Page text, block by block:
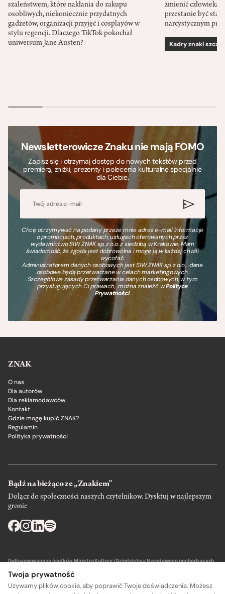
szaleństwem, które nakłania do zakupu
osobliwych, niekoniecznie przydatnych
gadżetów, organizacji przyjęć i cosplayów w
stylu regencji. Dlaczego TikTok pokochał
uniwersum Jane Austen?
zmienić człowieka
przestanie być
narcystycznym
Kadry znaki
Newsletterowicze Znaku nie mają FOMO
Zapisz się i otrzymaj dostęp do nowych tekstów przed
premierą, zniżki, prezenty i polecenia kulturalne specjalnie
dla Ciebie.
Chcę otrzymywać na podany przeze mnie adres e-mail informacje
o promocjach, produktach, usługach oferowanych przez
wydawnictwo SIW ZNAK sp. z o.o. z siedzibą w Krakowie. Mam
świadomość, że zgoda jest dobrowolna i mogę ją w każdej chwili
wycofać.
Administratorem danych osobowych jest SIW ZNAK sp. z o.o., dane
osobowe będą przetwarzane w celach marketingowych.
Szczegółowe zasady przetwarzania danych osobowych, w tym
przysługujących Ci prawach, można znaleźć wPolityce
Prywatności.
ZNAK
O nas
Dla autorów
Dla reklamodawców
Kontakt
Gdzie mogę kupić ZNAK?
Regulamin
Polityka prywatności
Bądź na bieżąco ze „Znakiem”
Dołącz do społeczności naszych czytelnikow. Dysktuj w najlepszym
gronie
Dofinansowano ze środków Ministra Kultury i Dziedzictwa Narodowego pochodzących
Twoja prywatność
Używamy plików cookie, aby poprawić Twoje doświadczenia. Możesz